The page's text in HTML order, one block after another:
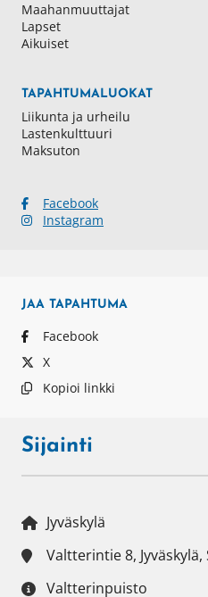
Maahanmuuttajat
Lapset
Aikuiset
TAPAHTUMALUOKAT
Liikunta ja urheilu
Lastenkulttuuri
Maksuton
Facebook
Instagram
JAA TAPAHTUMA
Facebook
X
Kopioi linkki
Sijainti
Jyväskylä
Valtterintie 8, Jyväskylä,
Valtterinpuisto